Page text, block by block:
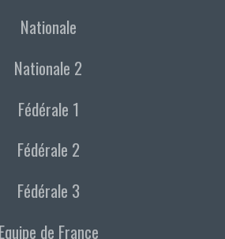
Nationale
Nationale 2
Fédérale 1
Fédérale 2
Fédérale 3
Equipe de France